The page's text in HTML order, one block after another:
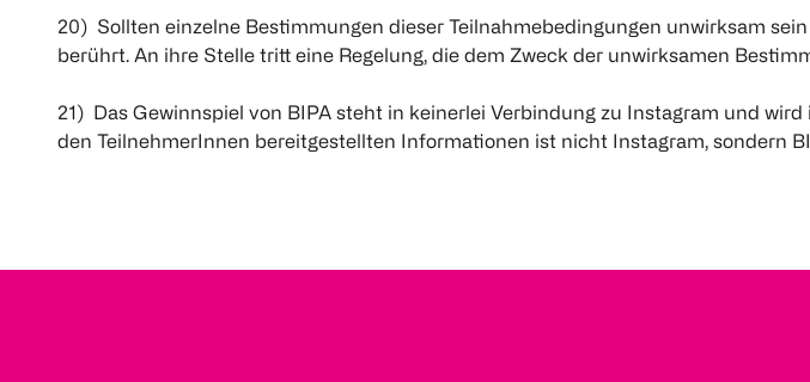
20) Sollten einzelne Bestimmungen dieser Teilnahmebedingungen unwirksam
berührt. An ihre Stelle tritt eine Regelung, die dem Zweck der unwirksamen
21) Das Gewinnspiel von BIPA steht in keinerlei Verbindung zu Instagram und
den TeilnehmerInnen bereitgestellten Informationen ist nicht Instagram, sondern